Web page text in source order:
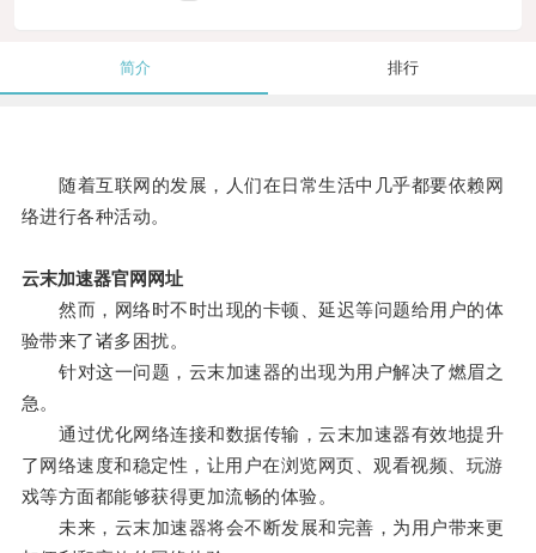
简介 排行
随着互联网的发展，人们在日常生活中几乎都要依赖网
络进行各种活动。
云末加速器官网网址
然而，网络时不时出现的卡顿、延迟等问题给用户的体
验带来了诸多困扰。
针对这一问题，云末加速器的出现为用户解决了燃眉之
急。
通过优化网络连接和数据传输，云末加速器有效地提升
了网络速度和稳定性，让用户在浏览网页、观看视频、玩游
戏等方面都能够获得更加流畅的体验。
未来，云末加速器将会不断发展和完善，为用户带来更